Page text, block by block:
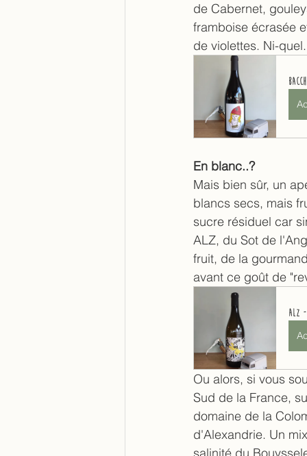
de Cabernet,
framboise écrasée
de violettes. Ni-quel.
En blanc..?
Mais bien sûr, un
blancs secs, mais
sucre résiduel car
ALZ, du Sot de
fruit, de la
avant ce goût de
ALZ
Ou alors, si vous
Sud de la France,
domaine de la
d'Alexandrie. Un